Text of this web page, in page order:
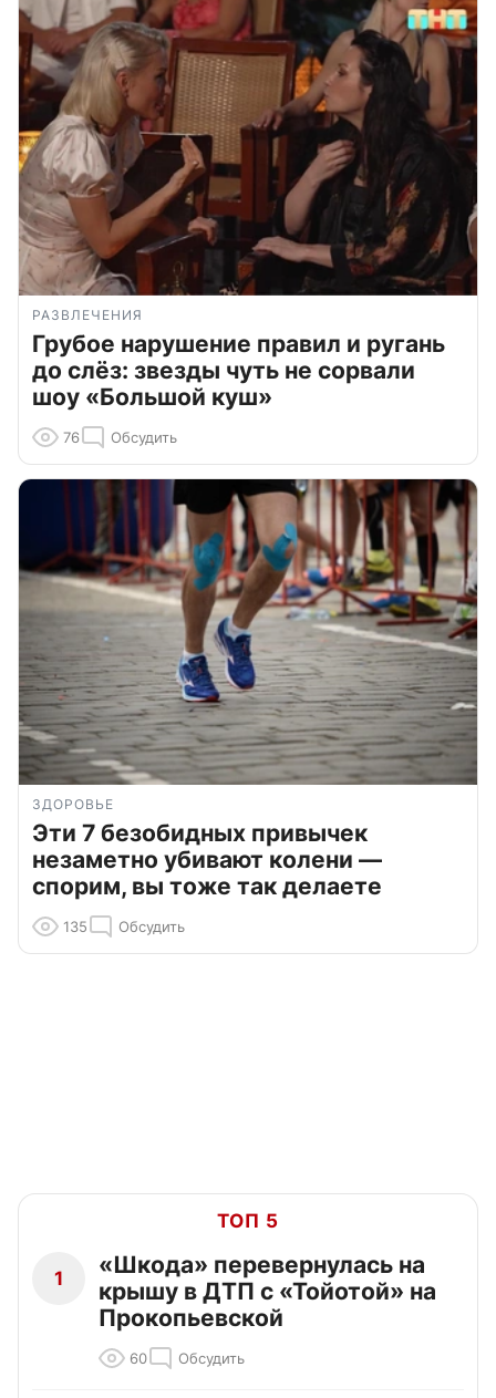
РАЗВЛЕЧЕНИЯ
Грубое нарушение правил и ругань
до слёз: звезды чуть не сорвали
шоу «Большой куш»
76 Обсудить
ЗДОРОВЬЕ
Эти 7 безобидных привычек
незаметно убивают колени —
спорим, вы тоже так делаете
135 Обсудить
ТОП 5
1
«Шкода» перевернулась на
крышу в ДТП с «Тойотой» на
Прокопьевской
60 Обсудить